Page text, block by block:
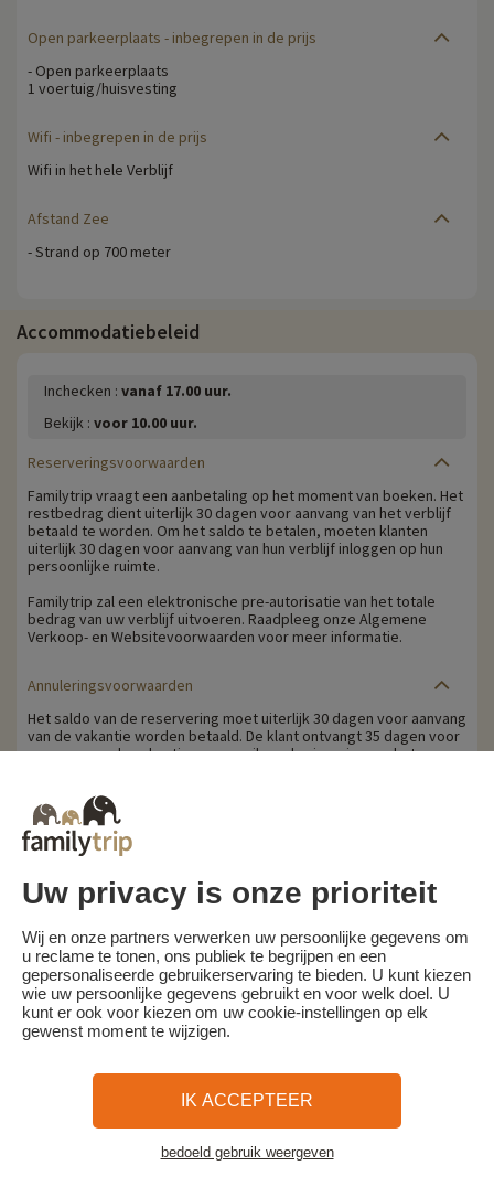
Open parkeerplaats - inbegrepen in de prijs
- Open parkeerplaats
1 voertuig/huisvesting
Wifi - inbegrepen in de prijs
Wifi in het hele Verblijf
Afstand Zee
- Strand op 700 meter
Accommodatiebeleid
Inchecken : vanaf 17.00 uur.
Bekijk : voor 10.00 uur.
Reserveringsvoorwaarden
Familytrip vraagt een aanbetaling op het moment van boeken. Het
restbedrag dient uiterlijk 30 dagen voor aanvang van het verblijf
betaald te worden. Om het saldo te betalen, moeten klanten
uiterlijk 30 dagen voor aanvang van hun verblijf inloggen op hun
persoonlijke ruimte.
Familytrip zal een elektronische pre-autorisatie van het totale
bedrag van uw verblijf uitvoeren. Raadpleeg onze Algemene
Verkoop- en Websitevoorwaarden voor meer informatie.
Annuleringsvoorwaarden
Het saldo van de reservering moet uiterlijk 30 dagen voor aanvang
van de vakantie worden betaald. De klant ontvangt 35 dagen voor
aanvang van de vakantie per e-mail een herinnering om het
Annuleringskosten worden berekend op basis van de volgende
schaal:
- Annulering 30 dagen of meer voor aanvang van het verblijf:
aanbetaling behouden
- Annulering minder dan 30 dagen voor aanvang van het verblijf:
100% van de reissom.
Familytrip raadt je aan een annuleringsverzekering af te sluiten bij
haar partner Areas Assurance. Schrijf je in op het moment van
boeking of binnen 24 uur na boeking per telefoon.
Algemene voorwaarden en privacybeleid
Wat de pers over ons te zeggen heeft
Kaart
Uw privacy is onze prioriteit
Wij en onze partners verwerken uw persoonlijke gegevens om
u reclame te tonen, ons publiek te begrijpen en een
gepersonaliseerde gebruikerservaring te bieden. U kunt kiezen
wie uw persoonlijke gegevens gebruikt en voor welk doel. U
kunt er ook voor kiezen om uw cookie-instellingen op elk
gewenst moment te wijzigen.
IK ACCEPTEER
bedoeld gebruik weergeven